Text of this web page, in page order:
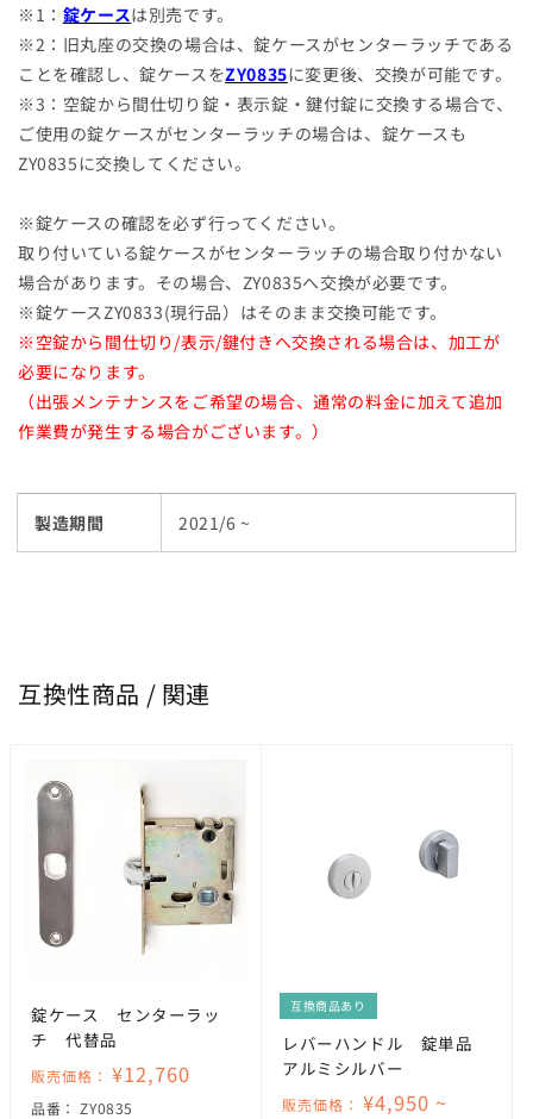
※1： 錠ケースは別売です。
※2：旧丸座の交換の場合は、錠ケースがセンターラッチである
ことを確認し、錠ケースをZY0835に変更後、交換が可能です。
※3：空錠から間仕切り錠・表示錠・鍵付錠に交換する場合で、
ご使用の錠ケースがセンターラッチの場合は、錠ケースも
ZY0835に交換してください。
※錠ケースの確認を必ず行ってください。
取り付いている錠ケースがセンターラッチの場合取り付かない
場合があります。その場合、ZY0835へ交換が必要です。
※錠ケースZY0833(現行品）はそのまま交換可能です。
※空錠から間仕切り/表示/鍵付きへ交換される場合は、加工が
必要になります。
（出張メンテナンスをご希望の場合、通常の料金に加えて追加
作業費が発生する場合がございます。）
製造期間 2021/6 ~
互換性商品 / 関連
錠ケース センターラッ
チ 代替品
販売価格： ¥12,760
品番： SKU:
ZY0835
互換商品あり
レバーハンドル 錠単品
アルミシルバー
販売価格： ¥4,950 ~